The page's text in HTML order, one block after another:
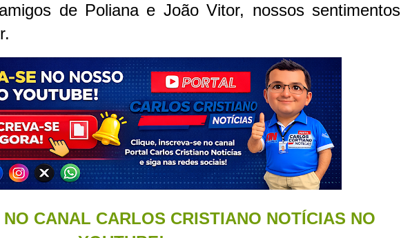
de Poliana e João Vitor, nossos sentimentos
NO CANAL CARLOS CRISTIANO NOTÍCIAS NO